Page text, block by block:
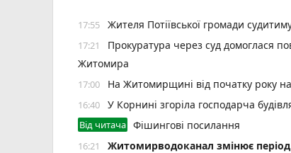
17:55 Жителя Потіївської громади
17:21
Прокуратура через суд домоглася
Житомира
17:00 На Житомирщині від початку року
16:40 У Корнині згоріла господарча
Від читача Фішингові посилання
16:21 Житомирводоканал змінює